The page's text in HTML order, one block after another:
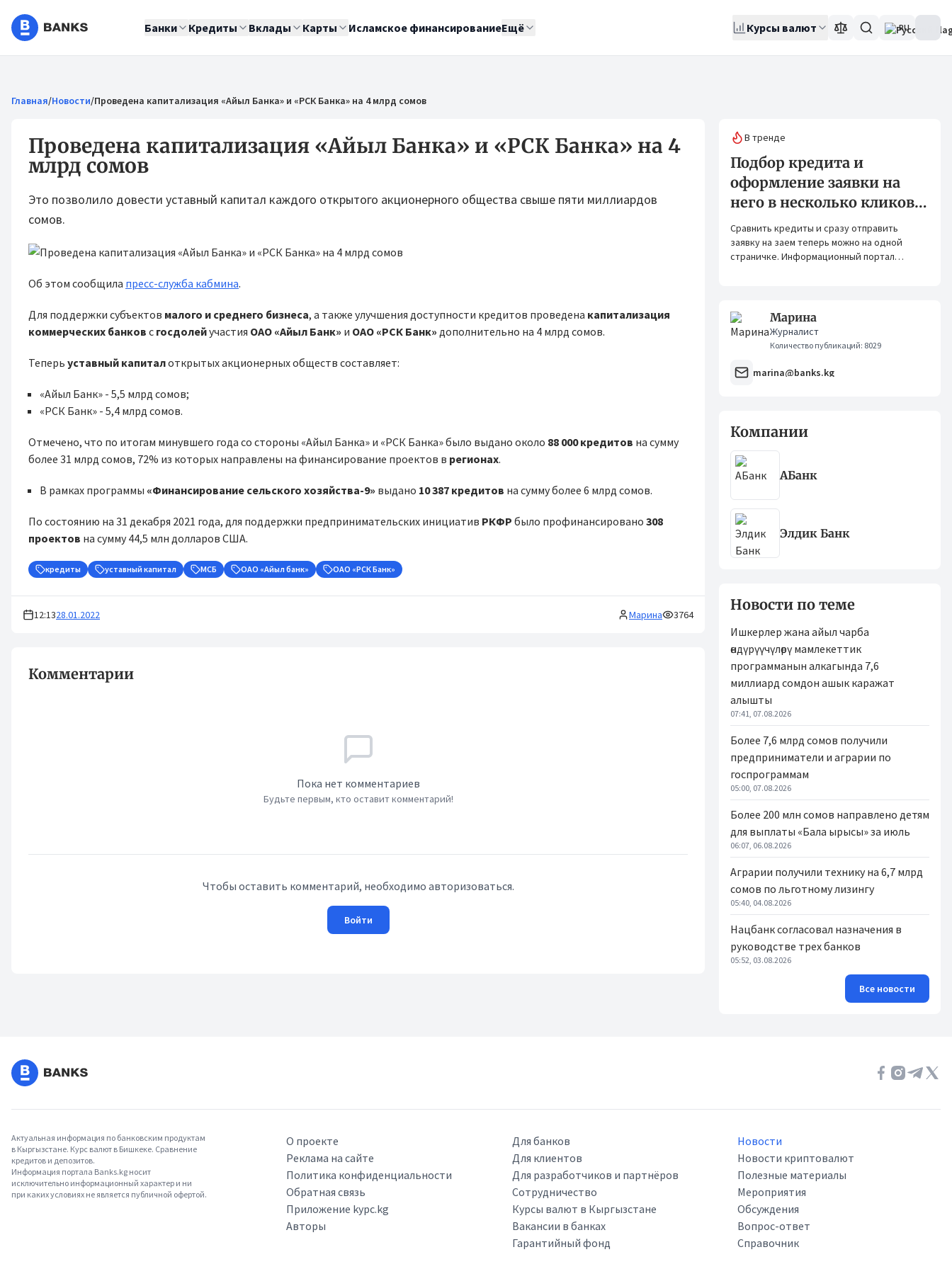
Банки Кредиты Вклады Карты Исламское финансированиеЕщё Курсы валют RU
Главная/Новости/Проведена капитализация «Айыл Банка» и «РСК Банка» на 4 млрд сомов
Проведена капитализация «Айыл Банка» и «РСК Банка» на 4
млрд сомов
Это позволило довести уставный капитал каждого открытого акционерного общества свыше пяти миллиардов
сомов.
Об этом сообщила пресс-служба кабмина.
Для поддержки субъектов малого и среднего бизнеса, а также улучшения доступности кредитов проведена капитализация
коммерческих банков с госдолейучастия ОАО «Айыл Банк» и ОАО «РСК Банк» дополнительно на 4 млрд сомов.
Теперь уставный капиталоткрытых акционерных обществ составляет:
«Айыл Банк» - 5,5 млрд сомов;
«РСК Банк» - 5,4 млрд сомов.
Отмечено, что по итогам минувшего года со стороны «Айыл Банка» и «РСК Банка» было выдано около 88 000 кредитов на сумму
более 31 млрд сомов, 72% из которых направлены на финансирование проектов в регионах.
В рамках программы «Финансирование сельского хозяйства-9» выдано 10 387 кредитов на сумму более 6 млрд сомов.
По состоянию на 31 декабря 2021 года, для поддержки предпринимательских инициатив РКФР было профинансировано 308
проектов на сумму 44,5 млн долларов США.
кредиты уставный капитал МСБ ОАО «Айыл банк» ОАО «РСК Банк»
12:1328.01.2022 Марина 3764
Комментарии
Пока нет комментариев
Будьте первым, кто оставит комментарий!
Чтобы оставить комментарий, необходимо авторизоваться.
Войти
В тренде
Подбор кредита и
оформление заявки на
него в несколько кликов:
Banks.kg и Bank.kg стали
партнерами
Сравнить кредиты и сразу отправить
заявку на заем теперь можно на одной
страничке. Информационный портал
Марина
Журналист
Количество публикаций: 8029
marina@banks.kg
Компании
АБанк
Элдик Банк
Новости по теме
Ишкерлер жана айыл чарба
өндүрүүчүлөрү мамлекеттик
программанын алкагында 7,6
миллиард сомдон ашык каражат
алышты
07:41, 07.08.2026
Более 7,6 млрд сомов получили
предприниматели и аграрии по
госпрограммам
05:00, 07.08.2026
Более 200 млн сомов направлено детям
для выплаты «Бала ырысы» за июль
06:07, 06.08.2026
Аграрии получили технику на 6,7 млрд
сомов по льготному лизингу
05:40, 04.08.2026
Нацбанк согласовал назначения в
руководстве трех банков
05:52, 03.08.2026
Все новости
Актуальная информация по банковским продуктам
в Кыргызстане. Курс валют в Бишкеке. Сравнение
кредитов и депозитов.
Информация портала Banks.kg носит
исключительно информационный характер и ни
при каких условиях не является публичной офертой.
О проекте
Реклама на сайте
Политика конфиденциальности
Обратная связь
Приложение kypc.kg
Авторы
Для банков
Для клиентов
Для разработчиков и партнёров
Сотрудничество
Курсы валют в Кыргызстане
Вакансии в банках
Гарантийный фонд
Новости
Новости криптовалют
Полезные материалы
Мероприятия
Обсуждения
Вопрос-ответ
Справочник